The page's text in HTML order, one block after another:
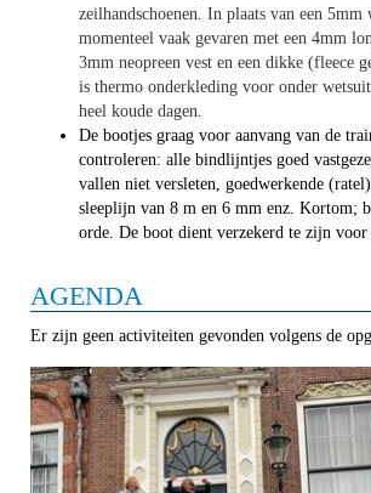
zeilhandschoenen. In plaats van een
momenteel vaak gevaren met een 4mm
3mm neopreen vest en een dikke (fleece
is thermo onderkleding voor onder
heel koude dagen.
De bootjes graag voor aanvang van de
controleren: alle bindlijntjes goed
vallen niet versleten, goedwerkende
sleeplijn van 8 m en 6 mm enz. Kortom;
orde. De boot dient verzekerd te zijn voor
AGENDA
Er zijn geen activiteiten gevonden volgens de